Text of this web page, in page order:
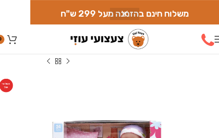
משלוח חינם בהזמנה מעל 299 ש"ח
המלאי
אזל